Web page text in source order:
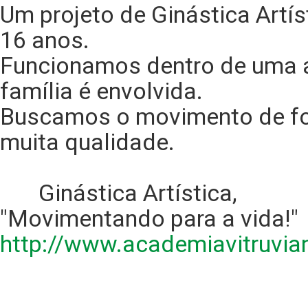
Um projeto de Ginástica
16 anos.
Funcionamos dentro de
família é envolvida.
Buscamos o movimento de
muita qualidade.
Ginástica Artística,
"Movimentando para a vida!"
http://